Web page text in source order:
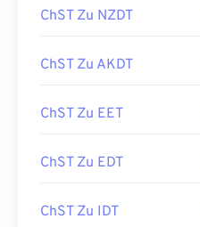
ChST Zu NZDT
ChST Zu AKDT
ChST Zu EET
ChST Zu EDT
ChST Zu IDT